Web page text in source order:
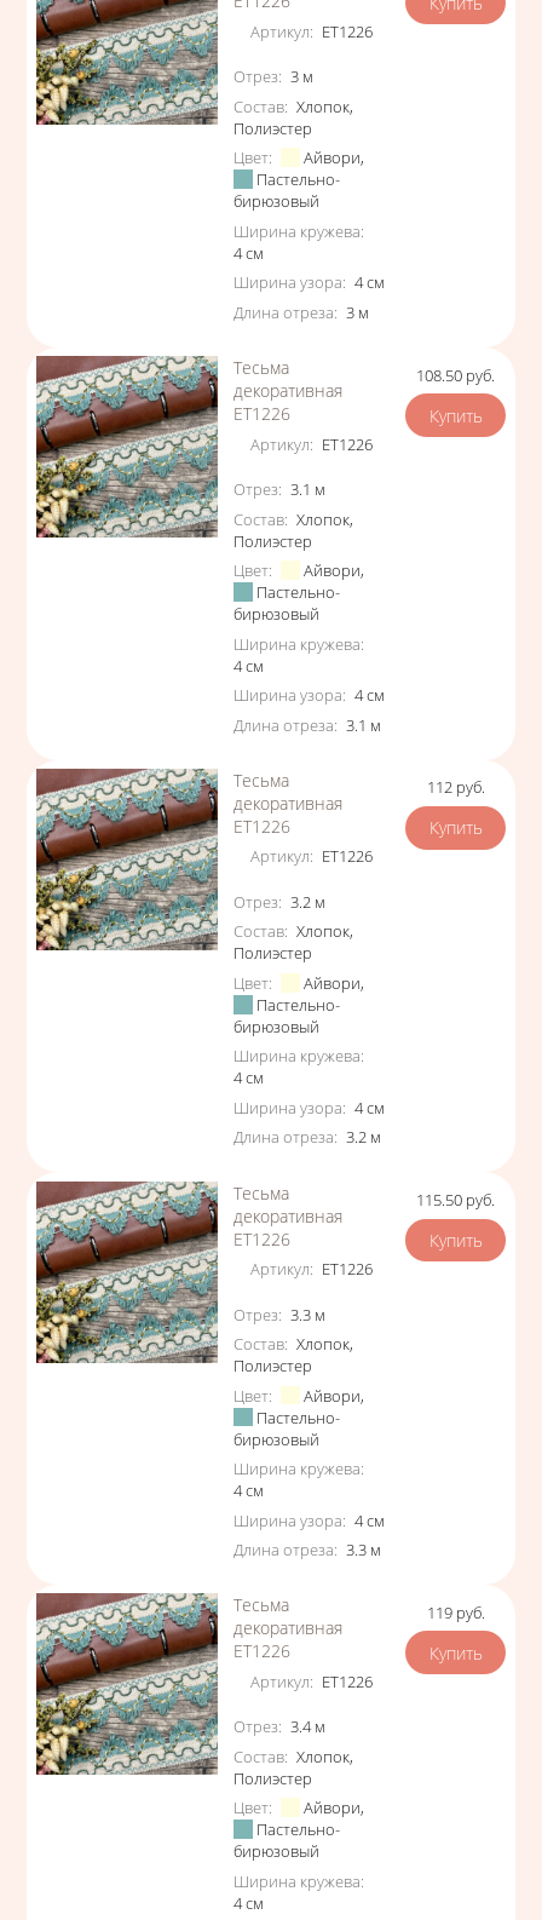
Артикул: ЕТ1226
Характеристики
Отрез: 3 м
Состав: Хлопок,
Полиэстер
Цвет: Айвори,
Пастельно-
бирюзовый
Ширина кружева:
4см
Ширина узора: 4см
Длина отреза: 3 м
Тесьма
декоративная
ЕТ1226
Артикул: ЕТ1226
Характеристики
Отрез: 3.1 м
Состав: Хлопок,
Полиэстер
Цвет: Айвори,
Пастельно-
бирюзовый
Ширина кружева:
4см
Ширина узора: 4см
Длина отреза: 3.1 м
Цена
108.50 руб.
Тесьма
декоративная
ЕТ1226
Артикул: ЕТ1226
Характеристики
Отрез: 3.2 м
Состав: Хлопок,
Полиэстер
Цвет: Айвори,
Пастельно-
бирюзовый
Ширина кружева:
4см
Ширина узора: 4см
Длина отреза: 3.2 м
Цена
112 руб.
Тесьма
декоративная
ЕТ1226
Артикул: ЕТ1226
Характеристики
Отрез: 3.3 м
Состав: Хлопок,
Полиэстер
Цвет: Айвори,
Пастельно-
бирюзовый
Ширина кружева:
4см
Ширина узора: 4см
Длина отреза: 3.3 м
Цена
115.50 руб.
Тесьма
декоративная
ЕТ1226
Артикул: ЕТ1226
Характеристики
Отрез: 3.4 м
Состав: Хлопок,
Полиэстер
Цвет: Айвори,
Пастельно-
бирюзовый
Ширина кружева:
4см
Цена
119 руб.